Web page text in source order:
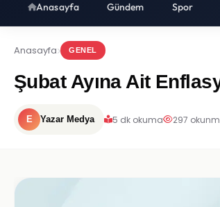
Anasayfa Gündem Spor
Anasayfa GENEL
Şubat Ayına Ait
E Yazar Medya 5 dk okuma 297